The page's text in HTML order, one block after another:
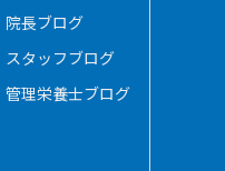
院長ブログ
スタッフブログ
管理栄養士ブログ